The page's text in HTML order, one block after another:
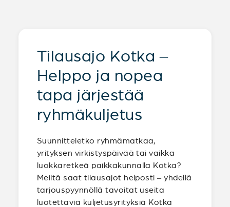
Tilausajo Kotka –
Helppo ja nopea
tapa järjestää
ryhmäkuljetus
Suunnitteletko ryhmämatkaa,
yrityksen virkistyspäivää tai vaikka
luokkaretkeä paikkakunnalla Kotka?
Meiltä saat tilausajot helposti – yhdellä
tarjouspyynnöllä tavoitat useita
luotettavia kuljetusyrityksiä Kotka